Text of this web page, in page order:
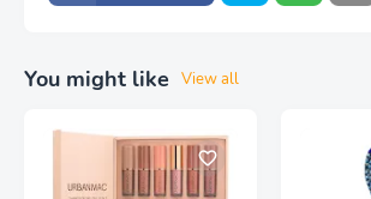
You might like View all